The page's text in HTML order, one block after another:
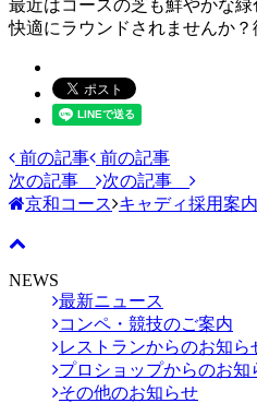
最近はコースの芝も鮮やかな
快適にラウンドされませんか
前の記事 前の記事
次の記事
次の記事
京和コース キャディ採用案内
NEWS
最新ニュース
コンペ・競技のご案内
レストランからのお知ら
プロショップからのお知
その他のお知らせ